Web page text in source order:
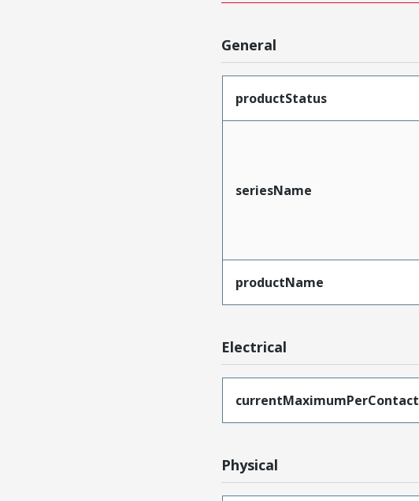
General
productStatus
seriesName
productName
Electrical
currentMaximumPerContact
Physical